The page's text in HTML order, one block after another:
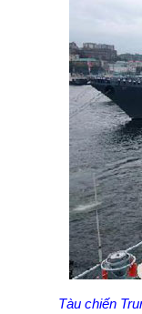
Tàu chiến